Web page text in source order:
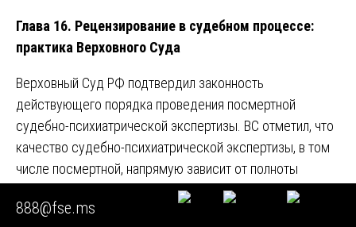
Глава 16. Рецензирование в судебном процессе:
практика Верховного Суда
Верховный Суд РФ подтвердил законность
действующего порядка проведения посмертной
судебно-психиатрической экспертизы. ВС отметил, что
качество судебно-психиатрической экспертизы, в том
числе посмертной, напрямую зависит от полноты
предоставленных материалов, таких как медицинская
документация и свидетельские показания. Это
888@fse.ms